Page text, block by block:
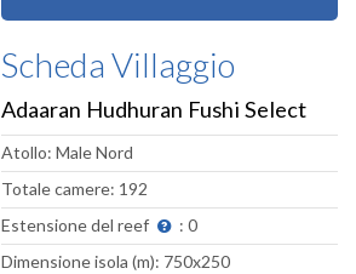
Scheda Villaggio
Adaaran Hudhuran Fushi Select
Atollo: Male Nord
Totale camere: 192
Estensione del reef
: 0
Dimensione isola (m): 750x250